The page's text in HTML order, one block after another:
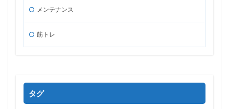
メンテナンス
筋トレ
タグ